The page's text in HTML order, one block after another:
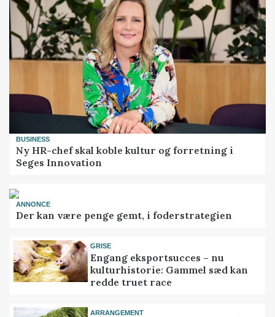
BUSINESS
Ny HR-chef skal koble kultur og forretning i
Seges Innovation
ANNONCE
Der kan være penge gemt, i foderstrategien
GRISE
Engang eksportsucces – nu
kulturhistorie: Gammel sæd kan
redde truet race
ARRANGEMENT